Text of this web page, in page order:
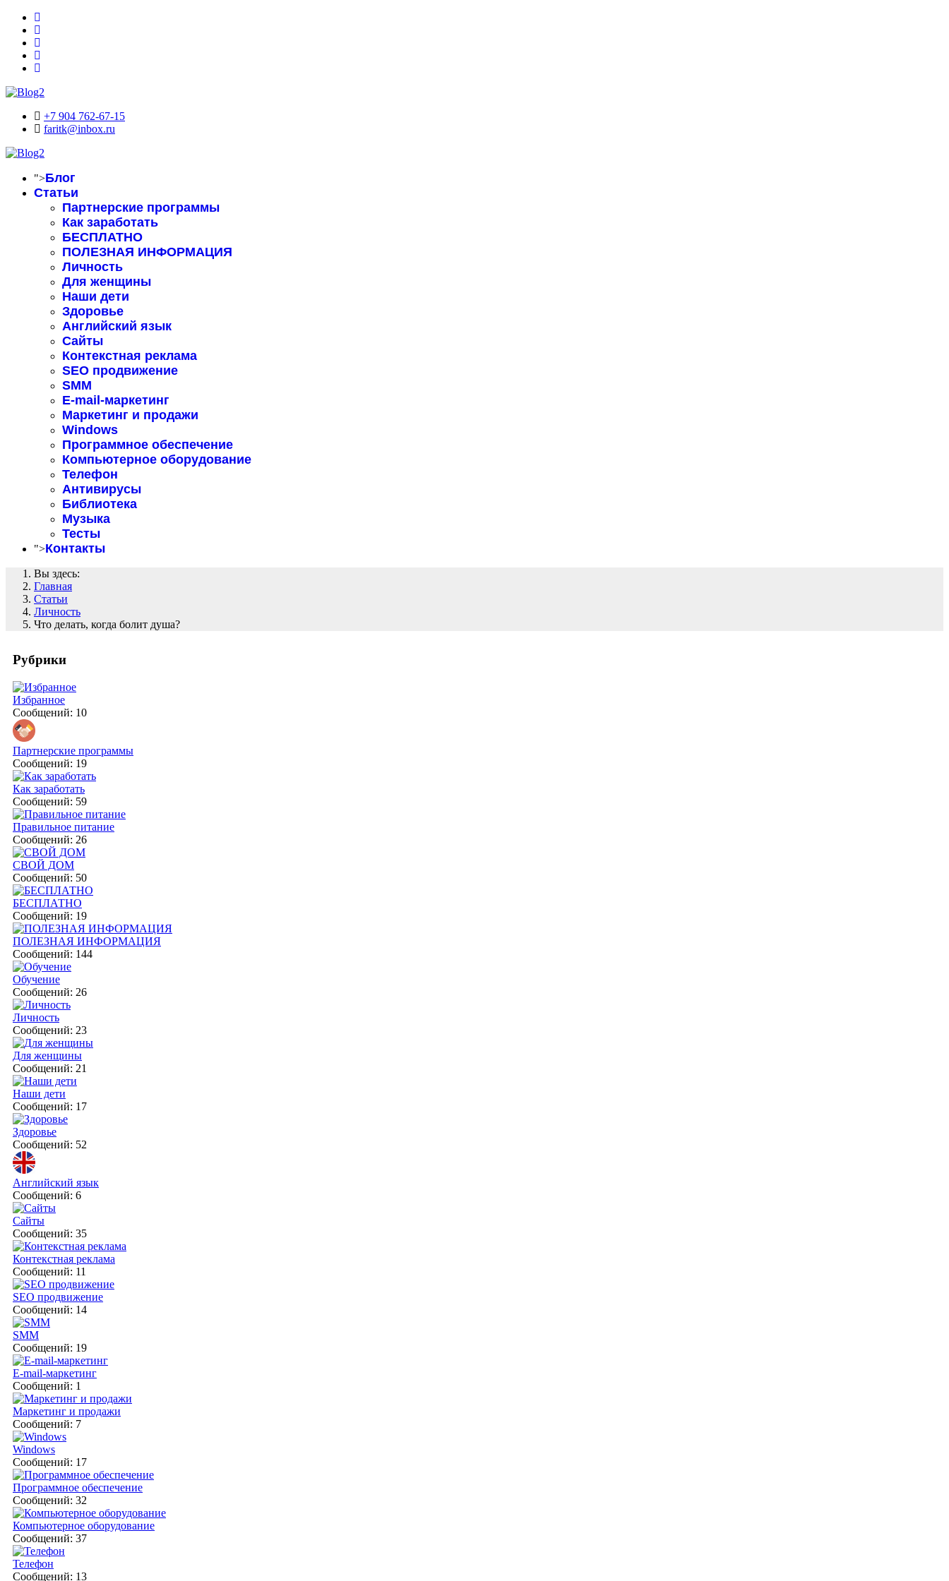
+7 904 762-67-15
faritk@inbox.ru
">Блог
Статьи
Партнерские программы
Как заработать
БЕСПЛАТНО
ПОЛЕЗНАЯ ИНФОРМАЦИЯ
Личность
Для женщины
Наши дети
Здоровье
Английский язык
Сайты
Контекстная реклама
SEO продвижение
SMM
E-mail-маркетинг
Маркетинг и продажи
Windows
Программное обеспечение
Компьютерное оборудование
Телефон
Антивирусы
Библиотека
Музыка
Тесты
">Контакты
Вы здесь:
Главная
Статьи
Личность
Что делать, когда болит душа?
Рубрики
Избранное
Сообщений: 10
Партнерские программы
Сообщений: 19
Как заработать
Сообщений: 59
Правильное питание
Сообщений: 26
СВОЙ ДОМ
Сообщений: 50
БЕСПЛАТНО
Сообщений: 19
ПОЛЕЗНАЯ ИНФОРМАЦИЯ
Сообщений: 144
Обучение
Сообщений: 26
Личность
Сообщений: 23
Для женщины
Сообщений: 21
Наши дети
Сообщений: 17
Здоровье
Сообщений: 52
Английский язык
Сообщений: 6
Сайты
Сообщений: 35
Контекстная реклама
Сообщений: 11
SEO продвижение
Сообщений: 14
SMM
Сообщений: 19
E-mail-маркетинг
Сообщений: 1
Маркетинг и продажи
Сообщений: 7
Windows
Сообщений: 17
Программное обеспечение
Сообщений: 32
Компьютерное оборудование
Сообщений: 37
Телефон
Сообщений: 13